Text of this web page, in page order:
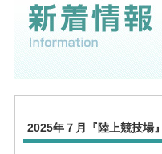
2025年７月『陸上競技場